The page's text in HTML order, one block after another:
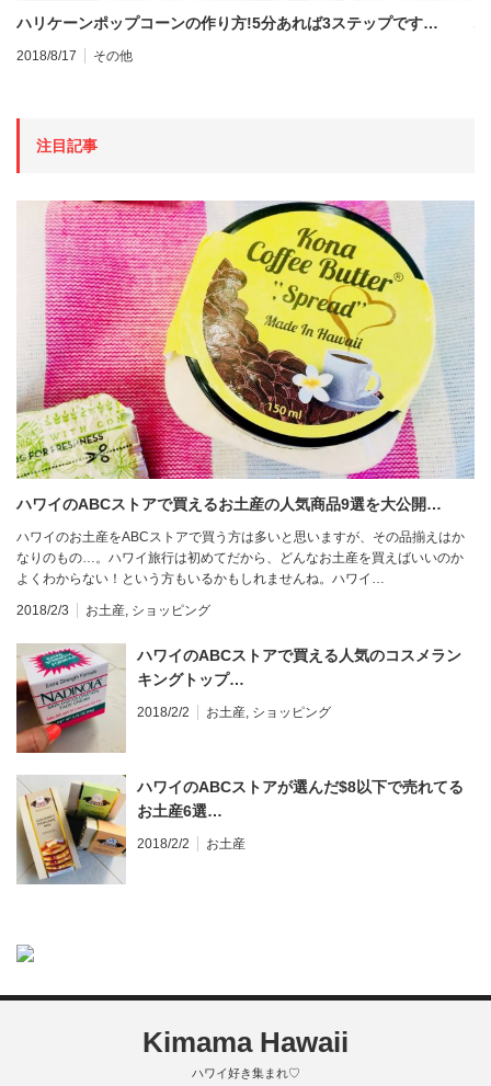
ハリケーンポップコーンの作り方!5分あれば3ステップです…
2018/8/17 その他
注目記事
ハワイのABCストアで買えるお土産の人気商品9選を大公開…
ハワイのお土産をABCストアで買う方は多いと思いますが、その品揃えはか
なりのもの…。ハワイ旅行は初めてだから、どんなお土産を買えばいいのか
よくわからない！という方もいるかもしれませんね。ハワイ…
2018/2/3 お土産 ショッピング
ハワイのABCストアで買える人気のコスメラン
キングトップ…
2018/2/2 お土産 ショッピング
ハワイのABCストアが選んだ$8以下で売れてる
お土産6選…
2018/2/2 お土産
Kimama Hawaii
ハワイ好き集まれ♡